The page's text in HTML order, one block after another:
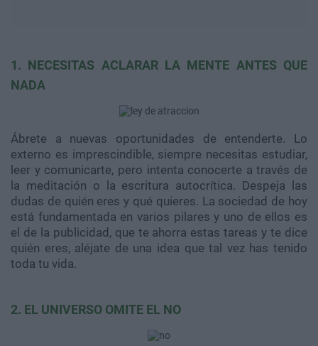
1. NECESITAS ACLARAR LA MENTE ANTES QUE
NADA
Ábrete a nuevas oportunidades de entenderte. Lo
externo es imprescindible, siempre necesitas estudiar,
leer y comunicarte, pero intenta conocerte a través de
la meditación o la escritura autocrítica. Despeja las
dudas de quién eres y qué quieres. La sociedad de hoy
está fundamentada en varios pilares y uno de ellos es
el de la publicidad, que te ahorra estas tareas y te dice
quién eres, aléjate de una idea que tal vez has tenido
toda tu vida.
2. EL UNIVERSO OMITE EL NO